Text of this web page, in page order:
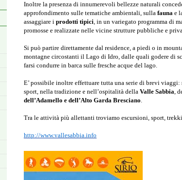
Inoltre la presenza di innumerevoli bellezze naturali
approfondimento sulle tematiche ambientali, sulla fauna e
assaggiare i prodotti tipici, in un variegato programma di
promosse e realizzate nelle vicine strutture pubbliche e
Si può partire direttamente dal residence, a piedi o in
montagne circostanti il Lago di Idro, dalle quali godere di
farsi condurre in barca sulle fresche acque del lago.
E’ possibile inoltre effettuare tutta una serie di brevi
sport, nella tradizione e nell’ospitalità della Valle Sabbia,
dell’Adamello e dell’Alto Garda Bresciano.
Tra le attività più allettanti troviamo escursioni, sport,
http://www.vallesabbia.info